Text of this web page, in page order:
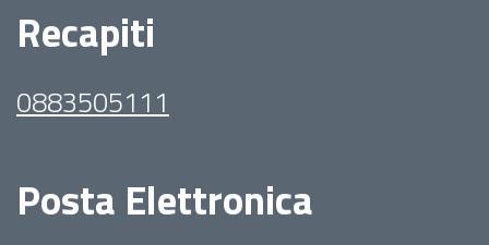
Recapiti
0883505111
Posta Elettronica